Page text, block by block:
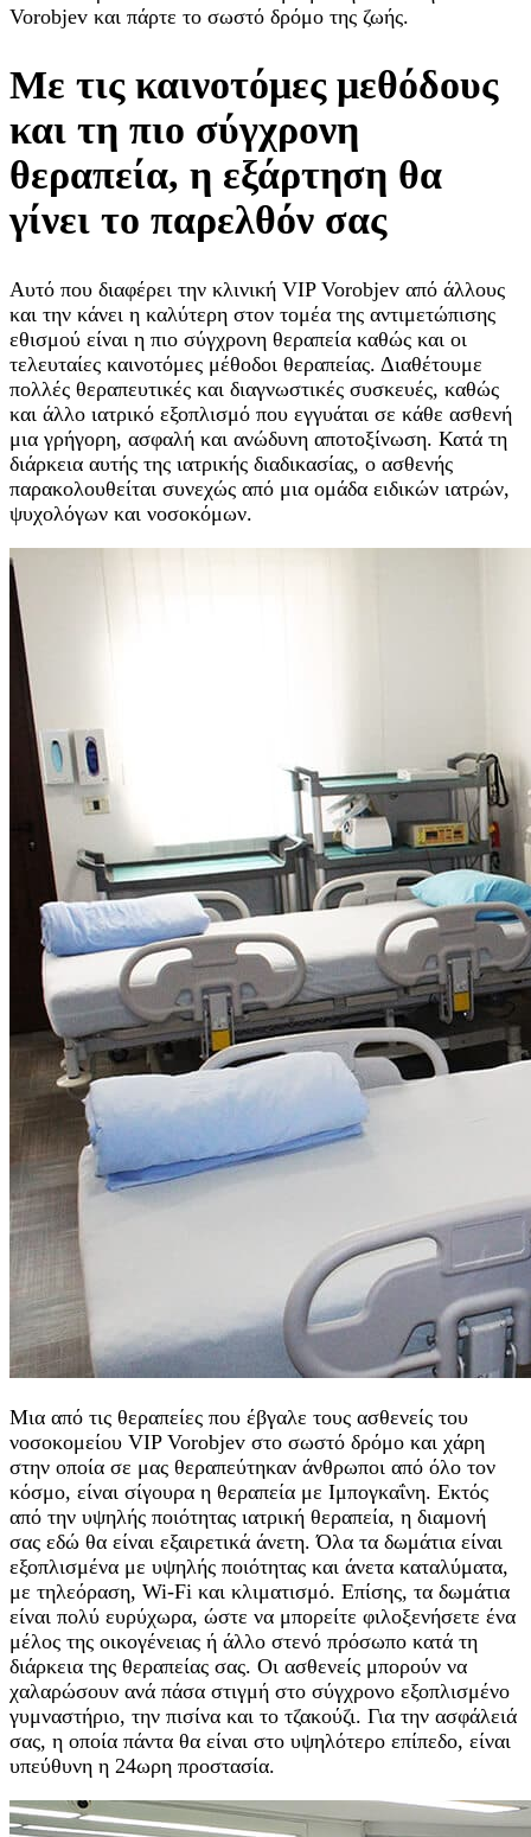
Vorobjev και πάρτε το σωστό δρόμο της ζωής.
Με τις καινοτόμες μεθόδους
και τη πιο σύγχρονη
θεραπεία, η εξάρτηση θα
γίνει το παρελθόν σας
Αυτό που διαφέρει την κλινική VIP Vorobjev από άλλους
και την κάνει η καλύτερη στον τομέα της αντιμετώπισης
εθισμού είναι η πιο σύγχρονη θεραπεία καθώς και οι
τελευταίες καινοτόμες μέθοδοι θεραπείας. Διαθέτουμε
πολλές θεραπευτικές και διαγνωστικές συσκευές, καθώς
και άλλο ιατρικό εξοπλισμό που εγγυάται σε κάθε ασθενή
μια γρήγορη, ασφαλή και ανώδυνη αποτοξίνωση. Κατά τη
διάρκεια αυτής της ιατρικής διαδικασίας, ο ασθενής
παρακολουθείται συνεχώς από μια ομάδα ειδικών ιατρών,
ψυχολόγων και νοσοκόμων.
Μια από τις θεραπείες που έβγαλε τους ασθενείς του
νοσοκομείου VIP Vorobjev στο σωστό δρόμο και χάρη
στην οποία σε μας θεραπεύτηκαν άνθρωποι από όλο τον
κόσμο, είναι σίγουρα η θεραπεία με Ιμπογκαΐνη. Εκτός
από την υψηλής ποιότητας ιατρική θεραπεία, η διαμονή
σας εδώ θα είναι εξαιρετικά άνετη. Όλα τα δωμάτια είναι
εξοπλισμένα με υψηλής ποιότητας και άνετα καταλύματα,
με τηλεόραση, Wi-Fi και κλιματισμό. Επίσης, τα δωμάτια
είναι πολύ ευρύχωρα, ώστε να μπορείτε φιλοξενήσετε ένα
μέλος της οικογένειας ή άλλο στενό πρόσωπο κατά τη
διάρκεια της θεραπείας σας. Οι ασθενείς μπορούν να
χαλαρώσουν ανά πάσα στιγμή στο σύγχρονο εξοπλισμένο
γυμναστήριο, την πισίνα και το τζακούζι. Για την ασφάλειά
σας, η οποία πάντα θα είναι στο υψηλότερο επίπεδο, είναι
υπεύθυνη η 24ωρη προστασία.